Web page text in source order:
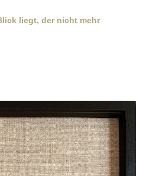
liegt, der nicht mehr